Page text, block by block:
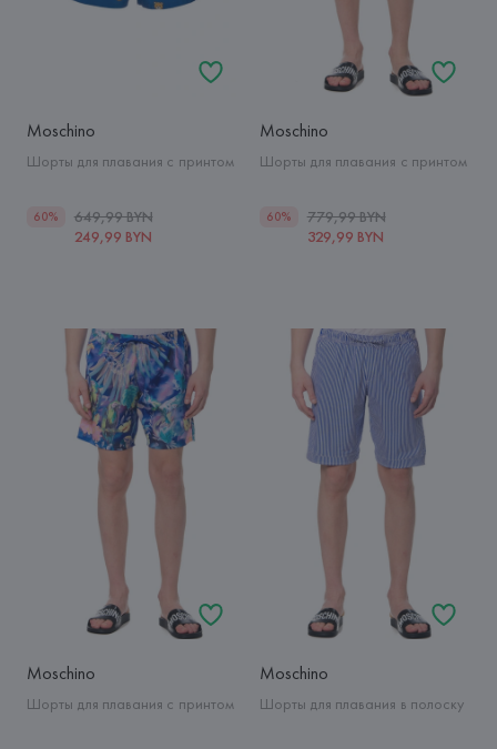
Moschino
Шорты для плавания с принтом
60%
649,99 BYN
249,99 BYN
Moschino
Шорты для плавания с принтом
60%
779,99 BYN
329,99 BYN
Moschino
Шорты для плавания с принтом
Moschino
Шорты для плавания в полоску